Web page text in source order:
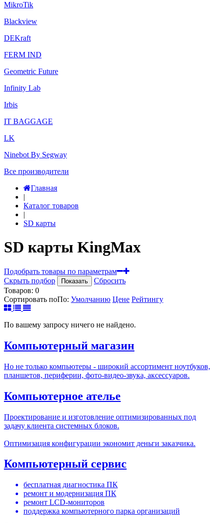
MikroTik
Blackview
DEKraft
FERM IND
Geometric Future
Infinity Lab
Irbis
IT BAGGAGE
LK
Ninebot By Segway
Все производители
Главная
|
Каталог товаров
|
SD карты
SD карты KingMax
Подобрать товары по параметрам
Скрыть подбор
Показать
Сбросить
Товаров: 0
Сортировать поПо: Умолчанию Цене Рейтингу
По вашему запросу ничего не найдено.
Компьютерный магазин
Но не только компьютеры - широкий ассортимент ноутбуков,
планшетов, периферии, фото-видео-звука, аксессуаров.
Компьютерное ателье
Проектирование и изготовление оптимизированных под
задачу клиента системных блоков.
Оптимизация конфигурации экономит деньги заказчика.
Компьютерный сервис
бесплатная диагностика ПК
ремонт и модернизация ПК
ремонт LCD-мониторов
поддержка компьютерного парка организаций